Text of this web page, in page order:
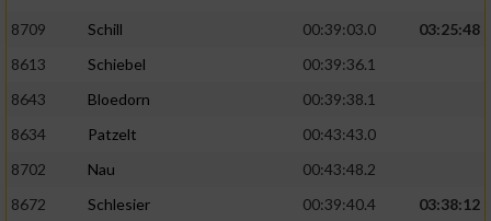
8709
Schill 00:39:03.0
03:25:48
8613
Schiebel
00:39:36.1
8643
Bloedorn
00:39:38.1
8634
Patzelt
00:43:43.0
8702
Nau
00:43:48.2
8672
Schlesier 00:39:40.4
03:38:12